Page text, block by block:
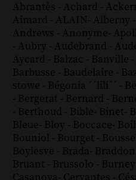
Abrantès - Achard -
Aimard - ALAIN- Alberny -
Andrews - Anonyme-
- Aubry - Audebrand -
Aycard - Balzac - Banville -
Barbusse - Baudelaire -
stowe - Bégonia ´´lili´´ -
- Bergerat - Bernard -
- Berthoud - Bible- Binet-
Bleue- Bloy - Boccace-
Bouniol - Bourget -
Boylesve - Brada- Braddon
Bruant - Brussolo - Burney